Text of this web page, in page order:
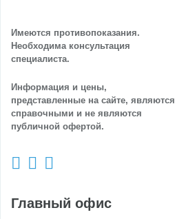
Имеются противопоказания.
Необходима консультация
специалиста.
Информация и цены,
представленные на сайте, являются
справочными и не являются
публичной офертой.
Главный офис